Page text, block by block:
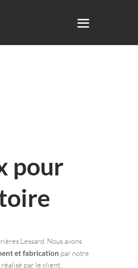
pour
Lessard. Nous avons
et fabrication par notre
par le client.